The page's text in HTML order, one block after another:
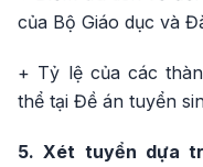
của Bộ Giáo dục và
+ Tỷ lệ của các
thể tại Đề án tuyển
5. Xét tuyển dựa